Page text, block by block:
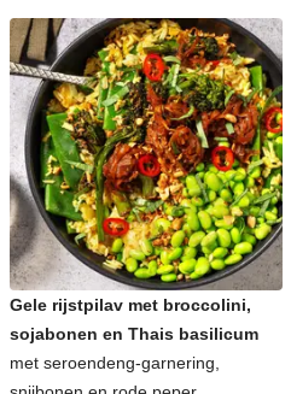
Gele rijstpilav met broccolini,
sojabonen en Thais basilicum
met seroendeng-garnering,